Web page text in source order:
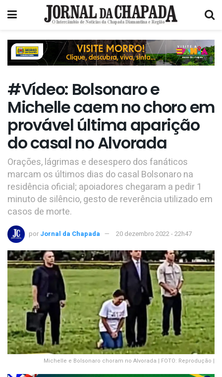
#Vídeo: Bolsonaro e
Michelle caem no choro em
provável última aparição
do casal no Alvorada
Orações, lágrimas e desespero dos fanáticos
marcam os últimos dias do casal Bolsonaro na
residência oficial; apoiadores chegaram a pedir 1
minuto de silêncio, gesto de reverência utilizado em
casos de morte.
por Jornal da Chapada 20 dezembro 2022 - 22h47
Michelle e Bolsonaro choram no Alvorada | FOTO: Reprodução |